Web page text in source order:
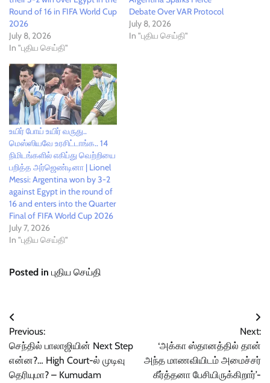
Round of 16 in FIFA World Cup
2026
July 8, 2026
In "புதிய செய்தி"
Debate Over VAR Protocol
July 8, 2026
In "புதிய செய்தி"
உயிர் போய் உயிர் வருது..
மெஸ்ஸியவே உரசிட்டாங்க.. 14
நிமிடங்களில் எகிப்து வெற்றியை
பறித்த அர்ஜெண்டினா | Lionel
Messi: Argentina won by 3-2
against Egypt in the round of
16 and enters into the Quarter
Final of FIFA World Cup 2026
July 7, 2026
In "புதிய செய்தி"
Posted in புதிய செய்தி
Post
navigation
Previous:
செந்தில் பாலாஜியின் Next Step
என்ன?… High Court-ல் முடிவு
தெரியுமா? – Kumudam
Next:
‘அக்கா ஸ்தானத்தில் தான்
அந்த மாணவியிடம் அமைச்சர்
கீர்த்தனா பேசியிருக்கிறார்’-